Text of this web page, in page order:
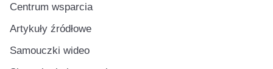
Centrum wsparcia
Artykuły źródłowe
Samouczki wideo